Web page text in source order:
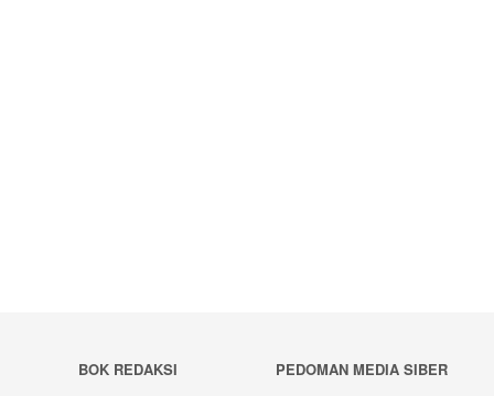
BOK REDAKSI
PEDOMAN MEDIA SIBER